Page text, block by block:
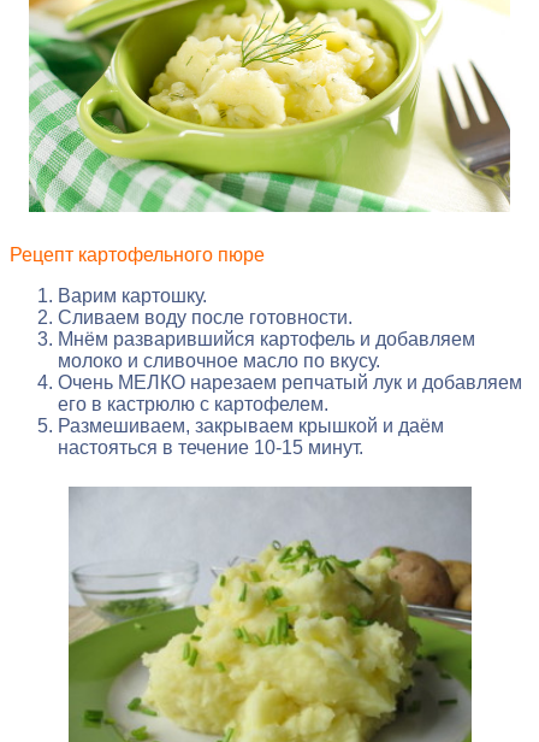
Рецепт картофельного пюре
Варим картошку.
Сливаем воду после готовности.
Мнём разварившийся картофель и добавляем
молоко и сливочное масло по вкусу.
Очень МЕЛКО нарезаем репчатый лук и добавляем
его в кастрюлю с картофелем.
Размешиваем, закрываем крышкой и даём
настояться в течение 10-15 минут.